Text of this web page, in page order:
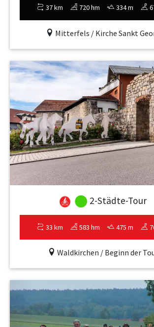
37 km 720 hm 334 m
Mitterfels / Kirche Sankt
Previous
2-Städte-Tour
33 km 583 hm 475 m
Waldkirchen / Beginn der